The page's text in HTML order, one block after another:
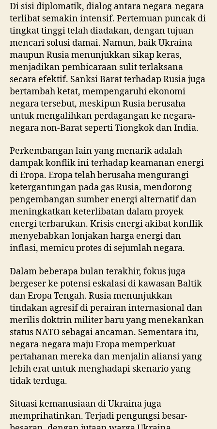
Di sisi diplomatik, dialog antara negara-negara
terlibat semakin intensif. Pertemuan puncak di
tingkat tinggi telah diadakan, dengan tujuan
mencari solusi damai. Namun, baik Ukraina
maupun Rusia menunjukkan sikap keras,
menjadikan pembicaraan sulit terlaksana
secara efektif. Sanksi Barat terhadap Rusia juga
bertambah ketat, mempengaruhi ekonomi
negara tersebut, meskipun Rusia berusaha
untuk mengalihkan perdagangan ke negara-
negara non-Barat seperti Tiongkok dan India.
Perkembangan lain yang menarik adalah
dampak konflik ini terhadap keamanan energi
di Eropa. Eropa telah berusaha mengurangi
ketergantungan pada gas Rusia, mendorong
pengembangan sumber energi alternatif dan
meningkatkan keterlibatan dalam proyek
energi terbarukan. Krisis energi akibat konflik
menyebabkan lonjakan harga energi dan
inflasi, memicu protes di sejumlah negara.
Dalam beberapa bulan terakhir, fokus juga
bergeser ke potensi eskalasi di kawasan Baltik
dan Eropa Tengah. Rusia menunjukkan
tindakan agresif di perairan internasional dan
merilis doktrin militer baru yang menekankan
status NATO sebagai ancaman. Sementara itu,
negara-negara maju Eropa memperkuat
pertahanan mereka dan menjalin aliansi yang
lebih erat untuk menghadapi skenario yang
tidak terduga.
Situasi kemanusiaan di Ukraina juga
memprihatinkan. Terjadi pengungsi besar-